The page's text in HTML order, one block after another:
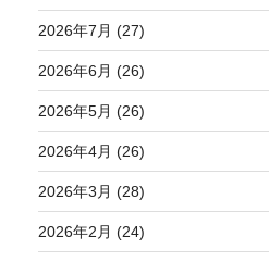
2026年7月 (27)
2026年6月 (26)
2026年5月 (26)
2026年4月 (26)
2026年3月 (28)
2026年2月 (24)